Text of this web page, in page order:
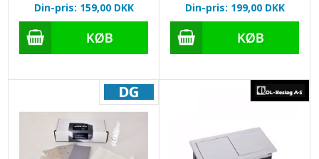
Din-pris: 159,00 DKK Din-pris: 199,00 DKK